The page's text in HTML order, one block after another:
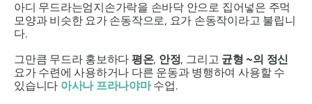
아디 무드라는엄지손가락을 손바닥 안으로 집어넣은 주먹
모양과 비슷한 요가 손동작으로, 요가 손동작이라고 불립니
다.
그만큼 무드라홍보하다 평온, 안정, 그리고 균형 ~의 정신
요가 수련에 사용하거나 다른 운동과 병행하여 사용할 수
있습니다 아사나 프라나야마수업.